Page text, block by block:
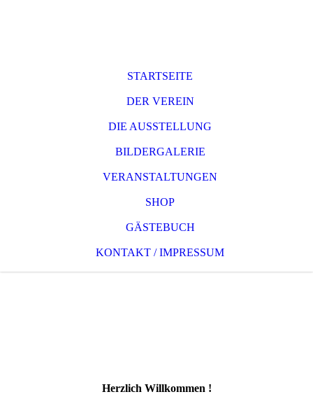
STARTSEITE
DER VEREIN
DIE AUSSTELLUNG
BILDERGALERIE
VERANSTALTUNGEN
SHOP
GÄSTEBUCH
KONTAKT / IMPRESSUM
Herzlich Willkommen !